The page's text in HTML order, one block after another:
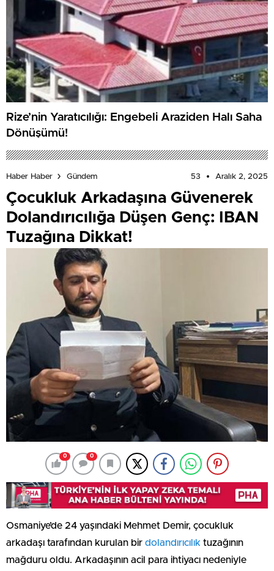
Rize’nin Yaratıcılığı: Engebeli Araziden Halı Saha
Dönüşümü!
Haber Haber Gündem 53 Aralık 2, 2025
Çocukluk Arkadaşına Güvenerek
Dolandırıcılığa Düşen Genç: IBAN
Tuzağına Dikkat!
0 0
Osmaniye’de 24 yaşındaki Mehmet Demir, çocukluk
arkadaşı tarafından kurulan bir dolandırıcılık tuzağının
mağduru oldu. Arkadaşının acil para ihtiyacı nedeniyle